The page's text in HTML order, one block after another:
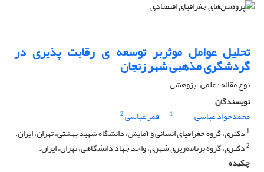
تحلیل عوامل موثربر توسعه ی رقابت پذیری در
گردشگری مذهبی شهر زنجان
نوع مقاله : علمی-پژوهشی
نویسندگان
محمدجواد عباسی
1 قمر عباسی2
1 دکتری، گروه جغرافیای انسانی و آمایش، دانشگاه شهید بهشتی، تهران، ایران.
2دکتری، گروه برنامه‌‌ریزی شهری، واحد جهاد دانشگاهی، تهران، ایران.
چکیده